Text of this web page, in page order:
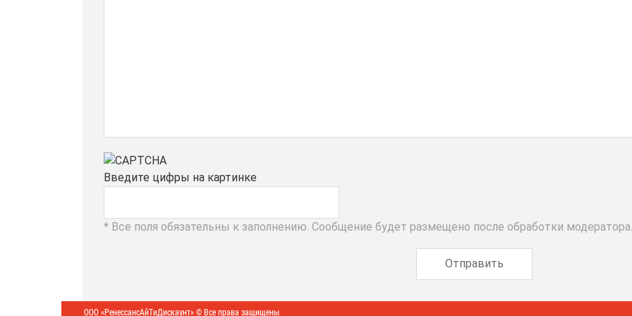
Введите цифры на картинке
* Все поля обязательны к заполнению. Сообщение будет размещено после обработки модератора.
ООО «РенессансАйТиДискаунт» © Все права защищены